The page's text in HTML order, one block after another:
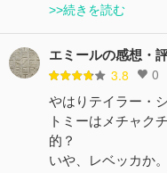
>>続きを読む
エミールの感想・
3.8 0
やはりテイラー・
トミーはメチャク
的？
いや、レベッカか。